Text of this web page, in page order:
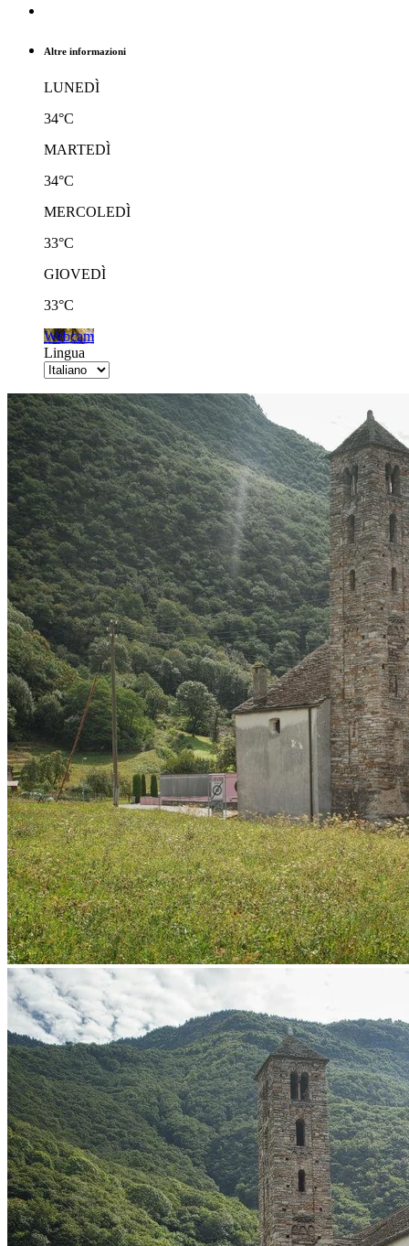
Altre informazioni
LUNEDÌ
34°C
MARTEDÌ
34°C
MERCOLEDÌ
33°C
GIOVEDÌ
33°C
Webcam
Lingua